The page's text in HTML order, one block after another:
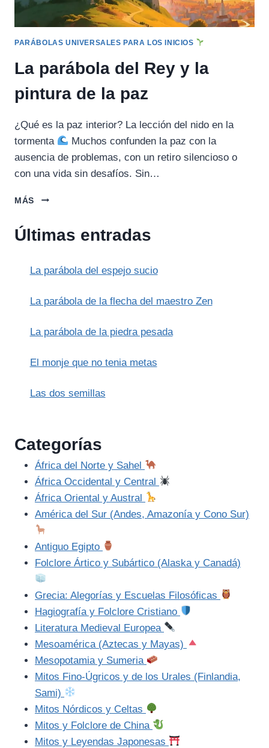
PARÁBOLAS UNIVERSALES PARA LOS INICIOS
La parábola del Rey y la
pintura de la paz
¿Qué es la paz interior? La lección del nido en la
tormenta
Muchos confunden la paz con la
ausencia de problemas, con un retiro silencioso o
con una vida sin desafíos. Sin…
MÁS
LA
REY
PINTURA
LA
Últimas entradas
La parábola del espejo sucio
La parábola de la flecha del maestro Zen
La parábola de la piedra pesada
El monje que no tenia metas
Las dos semillas
Categorías
África del Norte y Sahel
África Occidental y Central
África Oriental y Austral
América del Sur (Andes, Amazonía y Cono Sur)
Antiguo Egipto
Folclore Ártico y Subártico (Alaska y Canadá)
Grecia: Alegorías y Escuelas Filosóficas
Hagiografía y Folclore Cristiano
Literatura Medieval Europea
Mesoamérica (Aztecas y Mayas)
Mesopotamia y Sumeria
Mitos Fino-Úgricos y de los Urales (Finlandia,
Sami)
Mitos Nórdicos y Celtas
Mitos y Folclore de China
Mitos y Leyendas Japonesas